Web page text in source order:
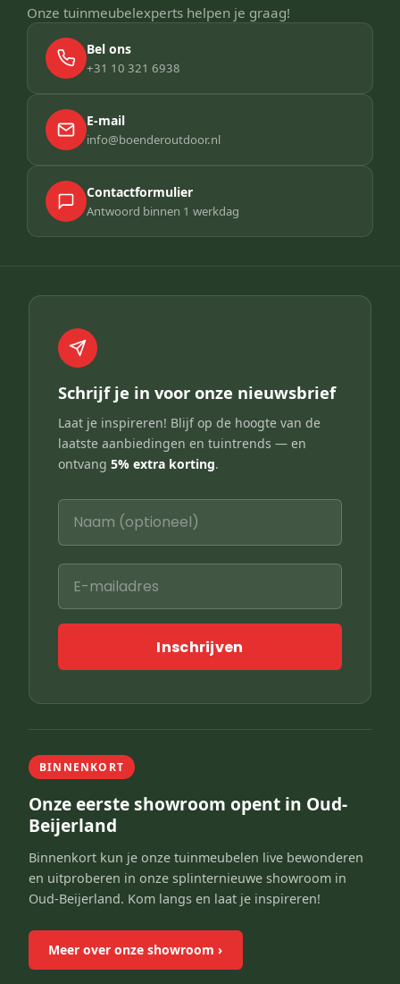
Onze tuinmeubelexperts helpen je graag!
Bel ons
+31 10 321 6938
E-mail
info@boenderoutdoor.nl
Contactformulier
Antwoord binnen 1 werkdag
Schrijf je in voor onze nieuwsbrief
Laat je inspireren! Blijf op de hoogte van de
laatste aanbiedingen en tuintrends — en
ontvang 5% extra korting.
Inschrijven
BINNENKORT
Onze eerste showroom opent in Oud-
Beijerland
Binnenkort kun je onze tuinmeubelen live bewonderen
en uitproberen in onze splinternieuwe showroom in
Oud-Beijerland. Kom langs en laat je inspireren!
Meer over onze showroom ›